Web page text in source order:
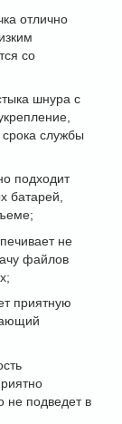
отлично
со
шнура с
срока службы
подходит
батарей,
не
файлов
приятную
не подведет в